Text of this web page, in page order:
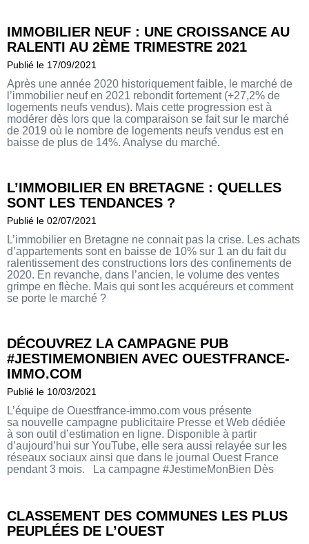
IMMOBILIER NEUF : UNE CROISSANCE AU
RALENTI AU 2ÈME TRIMESTRE 2021
Publié le 17/09/2021
Après une année 2020 historiquement faible, le marché de
l’immobilier neuf en 2021 rebondit fortement (+27,2% de
logements neufs vendus). Mais cette progression est à
modérer dès lors que la comparaison se fait sur le marché
de 2019 où le nombre de logements neufs vendus est en
baisse de plus de 14%. Analyse du marché.
L’IMMOBILIER EN BRETAGNE : QUELLES
SONT LES TENDANCES ?
Publié le 02/07/2021
L’immobilier en Bretagne ne connait pas la crise. Les achats
d’appartements sont en baisse de 10% sur 1 an du fait du
ralentissement des constructions lors des confinements de
2020. En revanche, dans l’ancien, le volume des ventes
grimpe en flèche. Mais qui sont les acquéreurs et comment
se porte le marché ?
DÉCOUVREZ LA CAMPAGNE PUB
#JESTIMEMONBIEN AVEC OUESTFRANCE-
IMMO.COM
Publié le 10/03/2021
L’équipe de Ouestfrance-immo.com vous présente
sa nouvelle campagne publicitaire Presse et Web dédiée
à son outil d’estimation en ligne. Disponible à partir
d’aujourd’hui sur YouTube, elle sera aussi relayée sur les
réseaux sociaux ainsi que dans le journal Ouest France
pendant 3 mois. La campagne #JestimeMonBien Dès
redécouvrir) notre outil d’estimation de bien en ligne. Vous
pourrez la retrouver sous différents formats et sur […]
CLASSEMENT DES COMMUNES LES PLUS
PEUPLÉES DE L’OUEST